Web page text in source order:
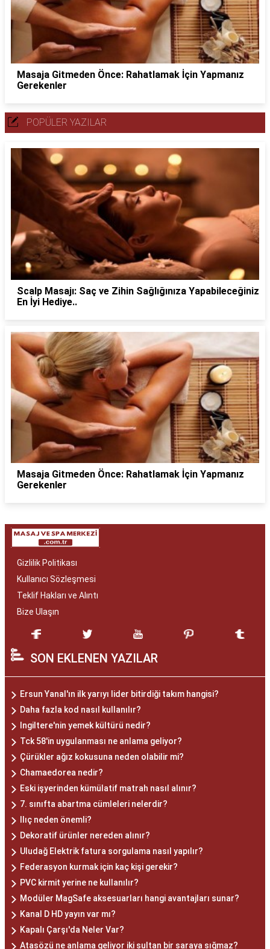
Masaja Gitmeden Önce: Rahatlamak İçin Yapmanız
Gerekenler
POPÜLER YAZILAR
Scalp Masajı: Saç ve Zihin Sağlığınıza Yapabileceğiniz
En İyi Hediye..
Masaja Gitmeden Önce: Rahatlamak İçin Yapmanız
Gerekenler
Gizlilik Politikası
Kullanıcı Sözleşmesi
Teklif Hakları ve Alıntı
Bize Ulaşın
SON EKLENEN YAZILAR
Ersun Yanal'ın ilk yarıyı lider bitirdiği takım hangisi?
Daha fazla kod nasıl kullanılır?
Ingiltere'nin yemek kültürü nedir?
Tck 58'in uygulanması ne anlama geliyor?
Çürükler ağız kokusuna neden olabilir mi?
Chamaedorea nedir?
Eski işyerinden kümülatif matrah nasıl alınır?
7. sınıfta abartma cümleleri nelerdir?
Ilıç neden önemli?
Dekoratif ürünler nereden alınır?
Uludağ Elektrik fatura sorgulama nasıl yapılır?
Federasyon kurmak için kaç kişi gerekir?
PVC kirmit yerine ne kullanılır?
Modüler MagSafe aksesuarları hangi avantajları sunar?
Kanal D HD yayın var mı?
Kapalı Çarşı'da Neler Var?
Atasözü ne anlama geliyor iki sultan bir saraya sığmaz?